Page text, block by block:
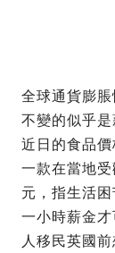
全球通貨膨
不變的似乎
近日的食品價
一款在當地
元，指生活
一小時薪金
人移民英國